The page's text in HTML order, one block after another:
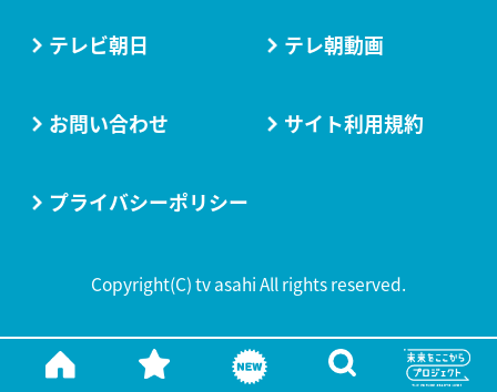
テレビ朝日 テレ朝動画
お問い合わせ サイト利用規約
プライバシーポリシー
Copyright(C) tv asahi All rights reserved.